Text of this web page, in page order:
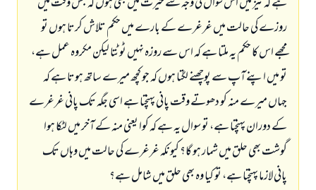
روزے کی حالت میں غرغرے کے بارے میں حکم تلاش کرتا ہوں تو
مجھے اس کا حکم یہ ملتا ہے کہ اس سے روزہ نہیں ٹوٹتا لیکن مکروہ عمل ہے،
تو میں اپنے آپ سے پوچھنے لگتا ہوں کہ جو کچھ میرے ساتھ ہوتا ہے کہ
جہاں میرے منہ کو دھوتے وقت پانی پہنچتا ہے اسی جگہ تک پانی غرغرے
کے دوران پہنچتا ہے، تو سوال یہ ہے کہ کوا یعنی منہ کے آخر میں لٹکا ہوا
گوشت بھی حلق میں شمار ہو گا؟ کیونکہ غرغرے کی حالت میں وہاں تک
پانی لازما پہنچتا ہے، تو کیا وہ بھی حلق میں شامل ہے؟